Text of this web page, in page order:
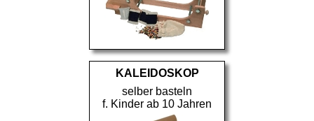
KALEIDOSKOP
selber basteln
f. Kinder ab 10 Jahren